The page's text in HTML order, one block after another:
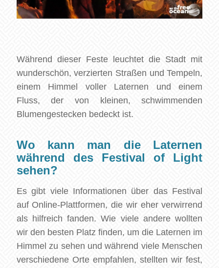
Während dieser Feste leuchtet die Stadt mit
wunderschön, verzierten Straßen und Tempeln,
einem Himmel voller Laternen und einem
Fluss, der von kleinen, schwimmenden
Blumengestecken bedeckt ist.
Wo kann man die Laternen
während des Festival of Light
sehen?
Es gibt viele Informationen über das Festival
auf Online-Plattformen, die wir eher verwirrend
als hilfreich fanden. Wie viele andere wollten
wir den besten Platz finden, um die Laternen im
Himmel zu sehen und während viele Menschen
verschiedene Orte empfahlen, stellten wir fest,